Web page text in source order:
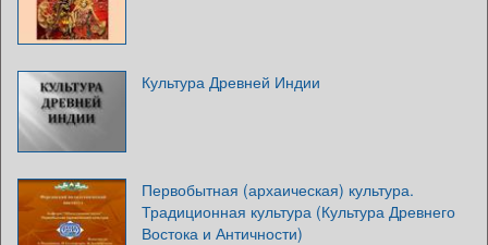
Культура Древней Индии
Первобытная (архаическая) культура.
Традиционная культура (Культура Древнего
Востока и Античности)